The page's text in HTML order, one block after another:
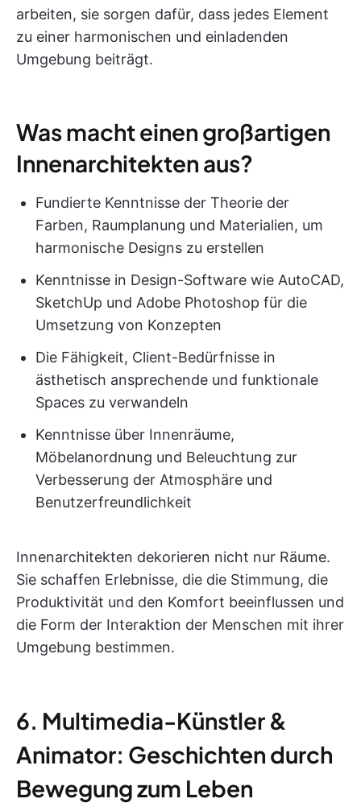
arbeiten, sie sorgen dafür, dass jedes Element
zu einer harmonischen und einladenden
Umgebung beiträgt.
Was macht einen großartigen
Innenarchitekten aus?
Fundierte Kenntnisse der Theorie der
Farben, Raumplanung und Materialien, um
harmonische Designs zu erstellen
Kenntnisse in Design-Software wie AutoCAD,
SketchUp und Adobe Photoshop für die
Umsetzung von Konzepten
Die Fähigkeit, Client-Bedürfnisse in
ästhetisch ansprechende und funktionale
Spaces zu verwandeln
Kenntnisse über Innenräume,
Möbelanordnung und Beleuchtung zur
Verbesserung der Atmosphäre und
Benutzerfreundlichkeit
Innenarchitekten dekorieren nicht nur Räume.
Sie schaffen Erlebnisse, die die Stimmung, die
Produktivität und den Komfort beeinflussen und
die Form der Interaktion der Menschen mit ihrer
Umgebung bestimmen.
6. Multimedia-Künstler &
Animator: Geschichten durch
Bewegung zum Leben